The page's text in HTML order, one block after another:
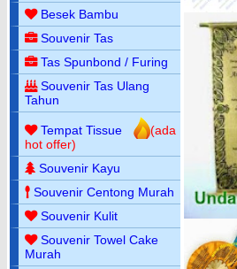
Besek Bambu
Souvenir Tas
Tas Spunbond / Furing
Souvenir Tas Ulang
Tahun
Tempat Tissue
(ada
hot offer)
Souvenir Kayu
Souvenir Centong Murah
Souvenir Kulit
Souvenir Towel Cake
Murah